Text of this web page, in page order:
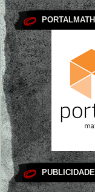
PORTALMATH
PUBLICIDADE